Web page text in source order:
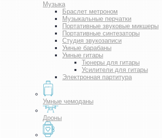
Музыка
Браслет метроном
Музыкальные перчатки
Портативные звуковые микшеры
Портативные синтезаторы
Студия звукозаписи
Умные барабаны
Умные гитары
Тюнеры для гитары
Усилители для гитары
Электронная партитура
Умные чемоданы
Дроны